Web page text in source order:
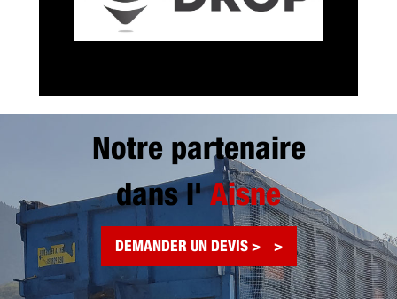
Notre partenaire
dans l'Aisne
DEMANDER UN DEVIS >